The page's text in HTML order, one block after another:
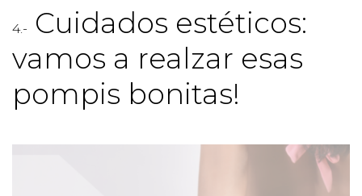
4.-
Cuidados estéticos:
vamos a realzar esas
pompis bonitas!